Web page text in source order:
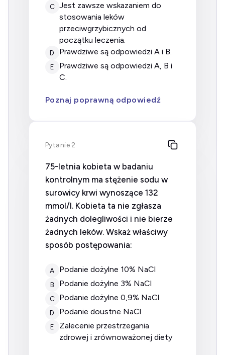
C jest zawsze wskazaniem do
stosowania leków
przeciwgrzybicznych od
początku leczenia.
D prawdziwe są odpowiedzi A i B.
E
prawdziwe są odpowiedzi A, B i
C.
Poznaj poprawną odpowiedź
Pytanie 2
75-letnia kobieta w badaniu
kontrolnym ma stężenie sodu w
surowicy krwi wynoszące 132
mmol/l. Kobieta ta nie zgłasza
żadnych dolegliwości i nie bierze
żadnych leków. Wskaż właściwy
sposób postępowania:
A Podanie dożylne 10% NaCl
B Podanie dożylne 3% NaCl
C Podanie dożylne 0,9% NaCl
D Podanie doustne NaCl
E
Zalecenie przestrzegania
zdrowej i zrównoważonej diety